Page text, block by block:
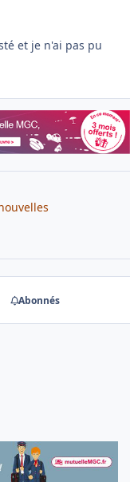
et je n'ai pas pu
Abonnés